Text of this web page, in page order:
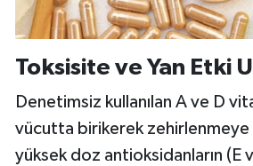
Toksisite ve Yan Etki
Denetimsiz kullanılan A ve D
vücutta birikerek
yüksek doz antioksidanların (E